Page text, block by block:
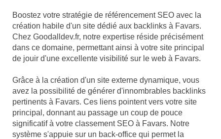
Boostez votre stratégie de référencement SEO avec la
création habile d'un site dédié aux backlinks à Favars.
Chez Goodalldev.fr, notre expertise réside précisément
dans ce domaine, permettant ainsi à votre site principal
de jouir d'une excellente visibilité sur le web à Favars.
Grâce à la création d'un site externe dynamique, vous
avez la possibilité de générer d'innombrables backlinks
pertinents à Favars. Ces liens pointent vers votre site
principal, donnant au passage un coup de pouce
significatif à votre classement SEO à Favars. Notre
système s'appuie sur un back-office qui permet la